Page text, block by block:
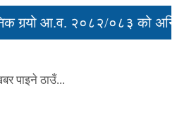
गर्‍यो आ.व. २०८२/०८३ को अन्तिम
पाइने ठाउँ...